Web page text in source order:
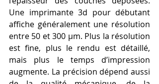
Une imprimante 3d pour débutant
affiche généralement une résolution
entre 50 et 300 µm. Plus la résolution
est fine, plus le rendu est détaillé,
mais plus le temps d’impression
augmente. La précision dépend aussi